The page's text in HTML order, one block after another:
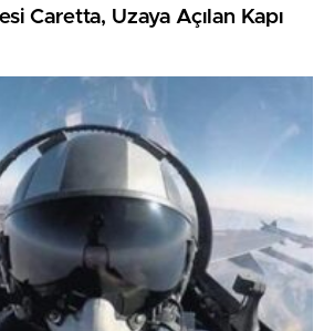
Caretta, Uzaya Açılan Kapı